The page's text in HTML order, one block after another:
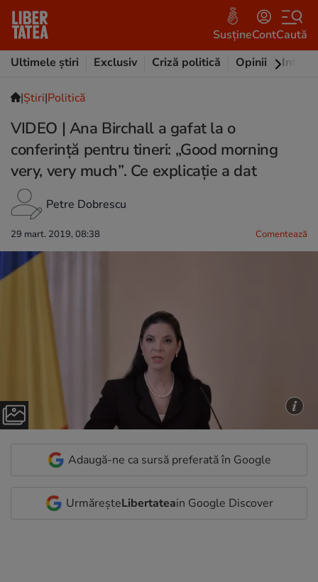
SusțineContCaută
Ultimele știri
Exclusiv Criză politică Opinii
|Ştiri|Politică
VIDEO | Ana Birchall a gafat la o
conferință pentru tineri: „Good morning
very, very much”. Ce explicație a dat
Petre Dobrescu
29 mart. 2019, 08:38 Comentează
Adaugă-ne ca sursă preferată în Google
UrmăreșteLibertateain Google Discover